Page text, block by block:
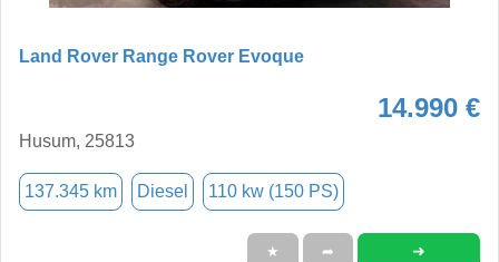
Land Rover Range Rover Evoque
14.990 €
Husum, 25813
137.345 km Diesel 110 kw (150 PS)
★ ➦ ➜